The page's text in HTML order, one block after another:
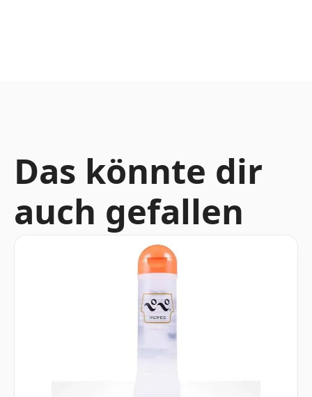
Das könnte dir
auch gefallen